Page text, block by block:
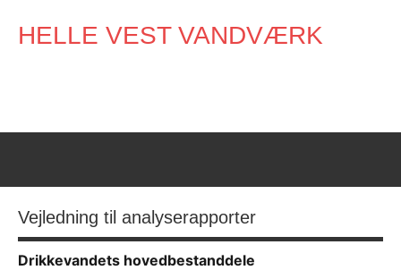
HELLE VEST VANDVÆRK
Vejledning til analyserapporter
Drikkevandets hovedbestanddele